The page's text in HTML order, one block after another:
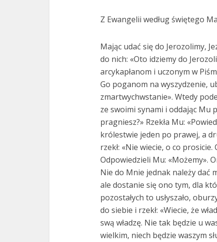
Z Ewangelii według świętego
Mając udać się do Jerozolimy,
do nich: «Oto idziemy do
arcykapłanom i uczonym w
Go poganom na wyszydzenie,
zmartwychwstanie». Wtedy
ze swoimi synami i oddając Mu
pragniesz?» Rzekła Mu:
królestwie jeden po prawej, a
rzekł: «Nie wiecie, o co
Odpowiedzieli Mu: «Możemy».
Nie do Mnie jednak należy dać
ale dostanie się ono tym, dla
pozostałych to usłyszało,
do siebie i rzekł: «Wiecie, że
swą władzę. Nie tak będzie u
wielkim, niech będzie waszym